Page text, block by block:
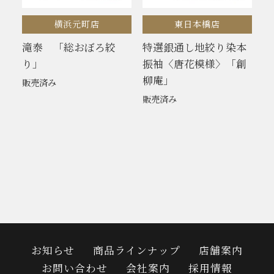
横浜元町店
滝泰 「総おぼろ絞
り」
販売済み
東日本橋店
特選銀通し地絞り染本
振袖〈唐花模様〉「創
柳庵」
販売済み
お知らせ 商品ラインナップ
店舗案内
お問い合わせ
会社案内 採用情報